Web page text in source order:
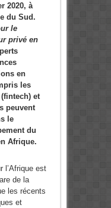
2020, à
du Sud.
le
privé en
en
les
et
peuvent
le
du
Afrique.
l’Afrique est
de la
les récents
et